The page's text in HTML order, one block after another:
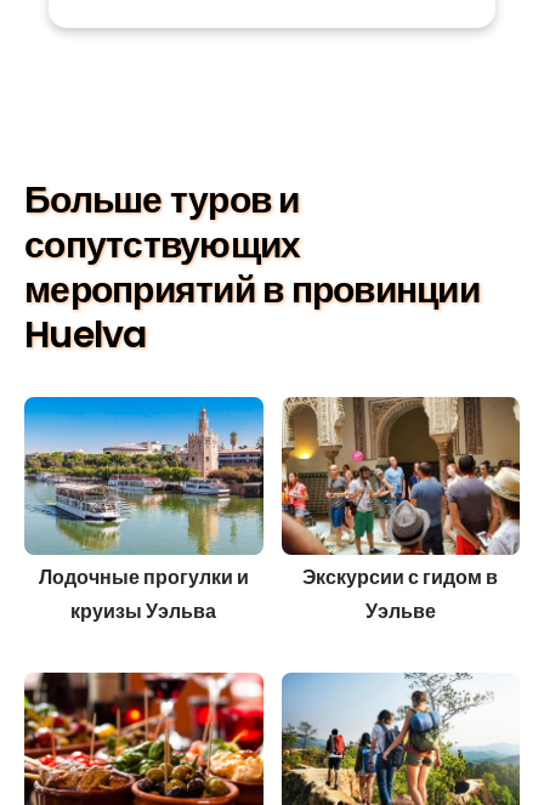
Больше туров и
сопутствующих
мероприятий в провинции
Huelva
Лодочные прогулки и
круизы Уэльва
Экскурсии с гидом в
Уэльве